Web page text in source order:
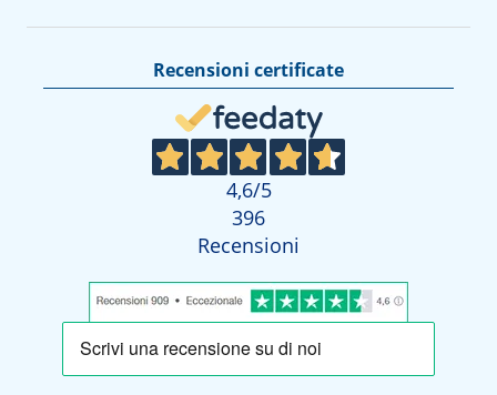
Recensioni certificate
4,6/5
396
Recensioni